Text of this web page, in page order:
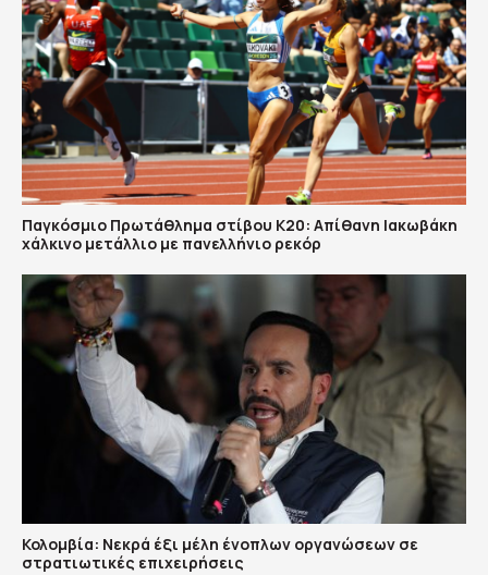
Παγκόσμιο Πρωτάθλημα στίβου Κ20: Απίθανη Ιακωβάκη
χάλκινο μετάλλιο με πανελλήνιο ρεκόρ
Κολομβία: Νεκρά έξι μέλη ένοπλων οργανώσεων σε
στρατιωτικές επιχειρήσεις